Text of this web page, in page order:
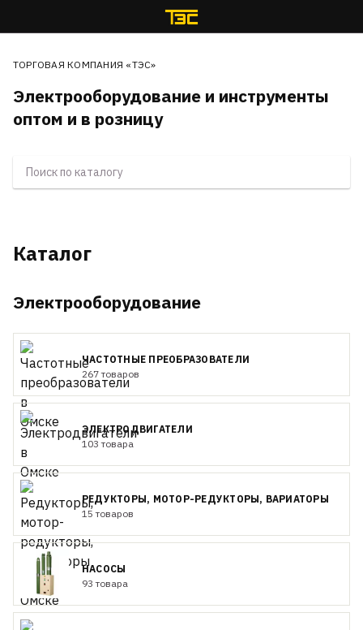
ТОРГОВАЯ КОМПАНИЯ «ТЭС»
Электрооборудование и инструменты
оптом и в розницу
Каталог
Электрооборудование
ЧАСТОТНЫЕ ПРЕОБРАЗОВАТЕЛИ
267 товаров
ЭЛЕКТРОДВИГАТЕЛИ
103 товара
РЕДУКТОРЫ, МОТОР-РЕДУКТОРЫ, ВАРИАТОРЫ
15 товаров
НАСОСЫ
93 товара